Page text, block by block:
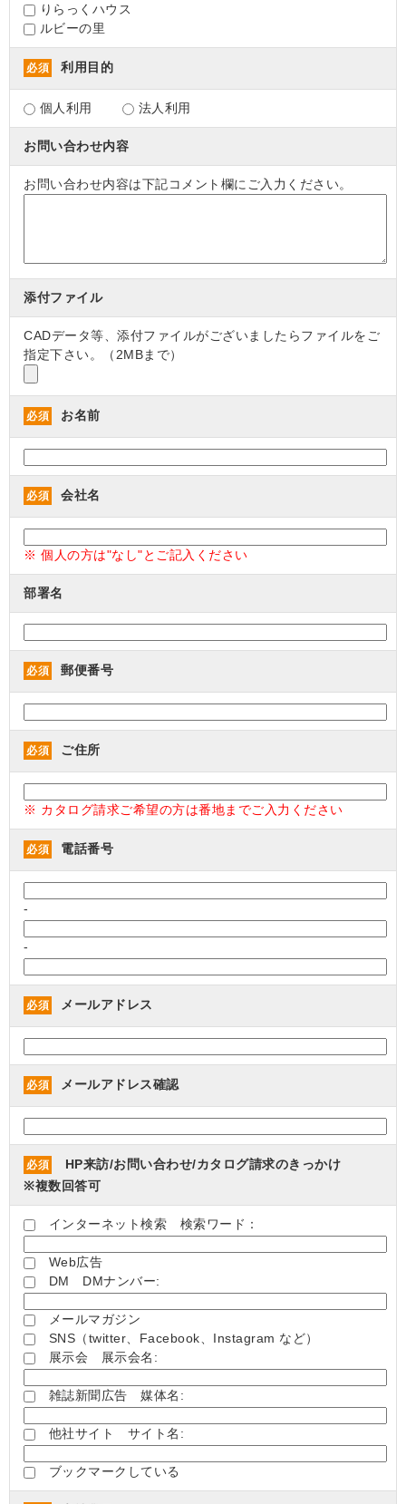
りらっくハウス
ルビーの里
必須 利用目的
個人利用 法人利用
お問い合わせ内容
お問い合わせ内容は下記コメント欄にご入力ください。
添付ファイル
CADデータ等、添付ファイルがございましたらファイルをご
指定下さい。（2MBまで）
必須 お名前
必須 会社名
※ 個人の方は"なし"とご記入ください
部署名
必須 郵便番号
必須 ご住所
※ カタログ請求ご希望の方は番地までご入力ください
必須 電話番号
-
-
必須 メールアドレス
必須 メールアドレス確認
必須
HP来訪/お問い合わせ/カタログ請求のきっかけ
※複数回答可
インターネット検索 検索ワード：
Web広告
DM DMナンバー:
メールマガジン
SNS（twitter、Facebook、Instagram など）
展示会 展示会名:
雑誌新聞広告 媒体名:
他社サイト サイト名:
ブックマークしている